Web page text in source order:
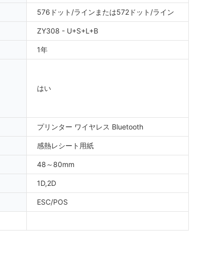
576ドット/ラインまたは572ドット/ライン
ZY308 - U+S+L+B
1年
はい
プリンター ワイヤレス Bluetooth
感熱レシート用紙
48～80mm
1D,2D
ESC/POS